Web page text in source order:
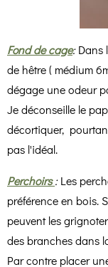
Fond de cage:Dans
de hêtre ( médium
dégage une odeur
Je déconseille le
décortiquer,
pas l'idéal.
Perchoirs:Les
préférence en bois.
peuvent les
des branches dans
Par contre placer